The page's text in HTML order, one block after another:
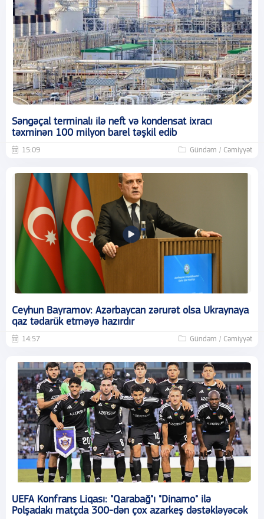
Səngəçal terminalı ilə neft və kondensat ixracı
təxminən 100 milyon barel təşkil edib
15:09 Gündəm / Cəmiyyət
Ceyhun Bayramov: Azərbaycan zərurət olsa Ukraynaya
qaz tədarük etməyə hazırdır
14:57 Gündəm / Cəmiyyət
UEFA Konfrans Liqası: "Qarabağ"ı "Dinamo" ilə
Polşadakı matçda 300-dən çox azarkeş dəstəkləyəcək